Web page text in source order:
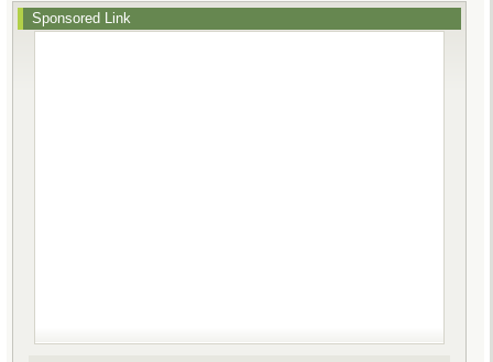
Sponsored Link